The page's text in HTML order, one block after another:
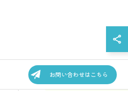
お問い合わせはこちら